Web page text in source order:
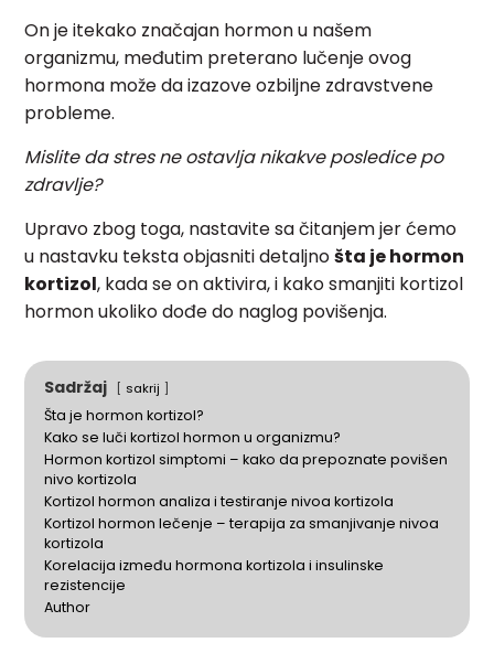
On je itekako značajan hormon u našem
organizmu, međutim preterano lučenje ovog
hormona može da izazove ozbiljne zdravstvene
probleme.
Mislite da stres ne ostavlja nikakve posledice po
zdravlje?
Upravo zbog toga, nastavite sa čitanjem jer ćemo
u nastavku teksta objasniti detaljnošta je hormon
kortizol, kada se on aktivira, i kako smanjiti kortizol
hormon ukoliko dođe do naglog povišenja.
Sadržaj sakrij
Šta je hormon kortizol?
Kako se luči kortizol hormon u organizmu?
Hormon kortizol simptomi – kako da prepoznate povišen
nivo kortizola
Kortizol hormon analiza i testiranje nivoa kortizola
Kortizol hormon lečenje – terapija za smanjivanje nivoa
kortizola
Korelacija između hormona kortizola i insulinske
rezistencije
Author